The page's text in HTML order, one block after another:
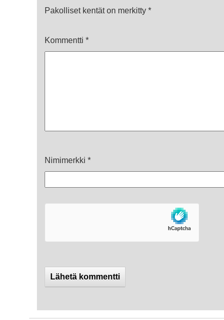
Pakolliset kentät on merkitty *
Kommentti *
Nimimerkki *